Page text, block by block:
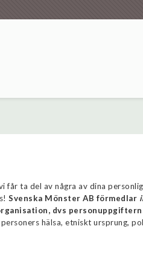
får ta del av några av dina
Svenska Mönster AB förmedlar
dvs
hälsa, etniskt ursprung,